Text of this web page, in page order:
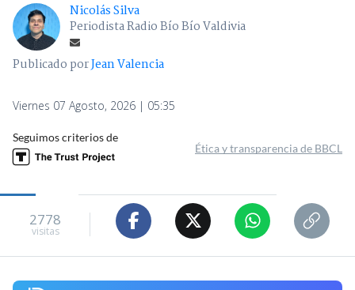
Nicolás Silva
Periodista Radio Bío Bío Valdivia
Publicado porJean Valencia
Viernes 07 Agosto, 2026 | 05:35
Seguimos criterios de
Ética y transparencia de BBCL
2778
visitas